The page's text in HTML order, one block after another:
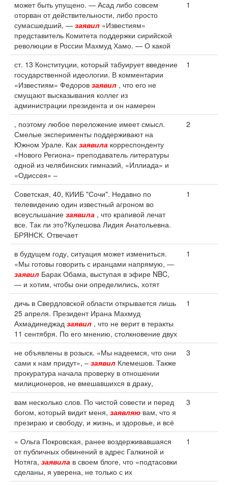
может быть упущено. — Асад либо совсем
оторван от действительности, либо просто
сумасшедший, — заявил «Известиям»
представитель Комитета поддержки сирийской
революции в России Махмуд Хамо. — О какой
1
ст. 13 Конституции, который табуирует введение
государственной идеологии. В комментарии
«Известиям» Федоров заявил , что его не
смущают высказывания коллег из
администрации президента и он намерен
1
, поэтому любое переложение имеет смысл.
Смелые эксперименты поддерживают на
Южном Урале. Как заявила корреспонденту
«Нового Региона» преподаватель литературы
одной из челябинских гимназий, «Иллиада» и
«Одиссея» –
2
Советская, 40, КИИБ "Сочи". Недавно по
телевидению один известный агроном во
всеуслышание заявила , что крапивой лечат
все. Так ли это?Кулешова Лидия Анатольевна.
БРЯНСК. Отвечает
1
в будущем году, ситуация может измениться.
«Мы готовы говорить с иранцами напрямую, —
заявил Барак Обама, выступая в эфире NBC,
— и хотим, чтобы они определились, хотят
1
дичь в Свердловской области открывается лишь
25 апреля. Президент Ирана Махмуд
Ахмадинеджад заявил , что не верит в теракты
11 сентября. По его мнению, столкновение двух
1
не объявлены в розыск. «Мы надеемся, что они
сами к нам придут», – заявил Клемешов. Также
прокуратура начала проверку в отношении
милиционеров, не вмешавшихся в драку,
3
вам несколько слов. По чистой совести и перед
богом, который видит меня, заявляю вам, что я
презираю и свободу, и жизнь, и здоровье, и всё
3
» Ольга Покровская, ранее воздерживавшаяся
от публичных обвинений в адрес Галкиной и
Нотяга, заявила в своем блоге, что «подтасовки
сделаны, я уверена, не только с их
1